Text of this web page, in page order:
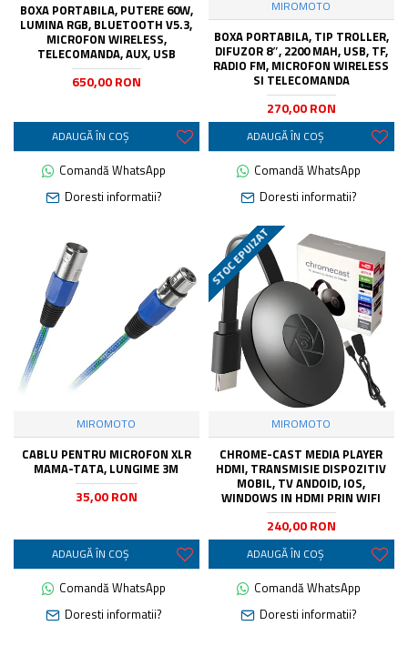
BOXA PORTABILA, PUTERE 60W,
LUMINA RGB, BLUETOOTH V5.3,
MICROFON WIRELESS,
TELECOMANDA, AUX, USB
650,00 RON
ADAUGĂ ÎN COŞ
Comandă WhatsApp
Doresti informatii?
MIROMOTO
BOXA PORTABILA, TIP TROLLER,
DIFUZOR 8″, 2200 MAH, USB, TF,
RADIO FM, MICROFON WIRELESS
SI TELECOMANDA
270,00 RON
ADAUGĂ ÎN COŞ
Comandă WhatsApp
Doresti informatii?
MIROMOTO
CABLU PENTRU MICROFON XLR
MAMA-TATA, LUNGIME 3M
35,00 RON
ADAUGĂ ÎN COŞ
Comandă WhatsApp
Doresti informatii?
STOC EPUIZAT
MIROMOTO
CHROME-CAST MEDIA PLAYER
HDMI, TRANSMISIE DISPOZITIV
MOBIL, TV ANDOID, IOS,
WINDOWS IN HDMI PRIN WIFI
240,00 RON
ADAUGĂ ÎN COŞ
Comandă WhatsApp
Doresti informatii?